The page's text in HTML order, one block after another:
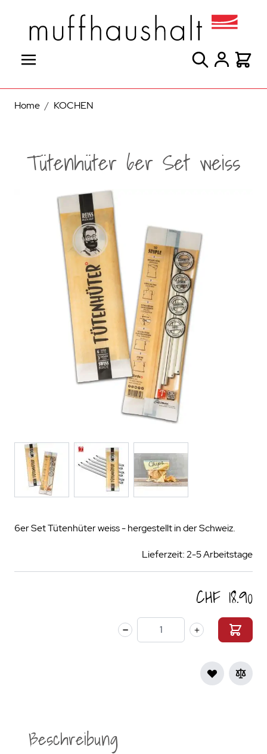
Suche
Home / KOCHEN
Tütenhüter 6er Set weiss
6er Set Tütenhüter weiss - hergestellt in der Schweiz.
Lieferzeit: 2-5 Arbeitstage
CHF 18.90
Menge
Beschreibung